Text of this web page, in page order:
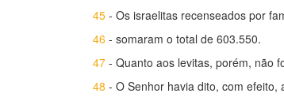
45 - Os israelitas recenseados por
46 - somaram o total de 603.550.
47 - Quanto aos levitas, porém, não
48 - O Senhor havia dito, com efeito,